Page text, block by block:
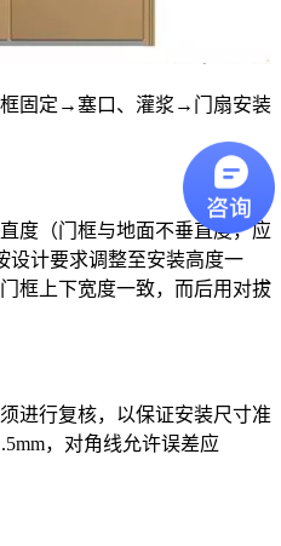
定→塞口、灌浆→门扇安装
（门框与地面不垂直度，应
设计要求调整至安装高度一
框上下宽度一致，而后用对拔
行复核，以保证安装尺寸准
，对角线允许误差应